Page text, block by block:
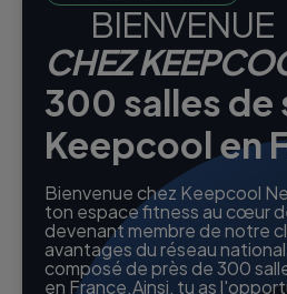
BIENVENUE
CHEZ
300 salles de
Keepcool en
Bienvenue chez Keepcool
ton espace fitness au cœur
devenant membre de notre
avantages du réseau
composé de près de 300
en France.Ainsi, tu as